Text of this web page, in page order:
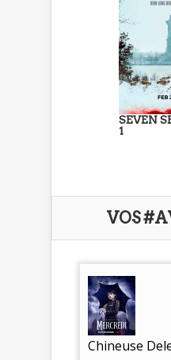
SEVEN
1
VOS
Chineuse